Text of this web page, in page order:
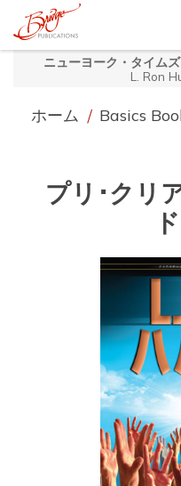
ニューヨーク・タイムズ
L. Ron
ホーム / Basics
プリ･クリ